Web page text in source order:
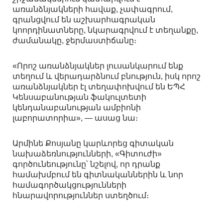
առանձնյակների հավաք, չափագրում,
գրանցվում են աշխարհագրական
կոորդինատները, նկարագրվում է տեղանքը,
ժամանակը, ջերմաստիճանը։
«Որոշ առանձնյակներ լուսանկարում ենք
տեղում և վերադարձնում բնություն, իսկ որոշ
առանձնյակներ էլ տեղափոխվում են ԵՊՀ
Կենսաբանության ֆակուլտետի
կենդանաբանության ամբիոնի
լաբորատորիա», — ասաց նա։
Արմինե Քոսյանը կարևորեց գիտական
նախաձեռնությունների, «Գիտուժի»
գործունեությունը՝ նշելով, որ դրանք
համախմբում են գիտնականներին և նոր
համագործակցությունների
հնարավորություններ ստեղծում։